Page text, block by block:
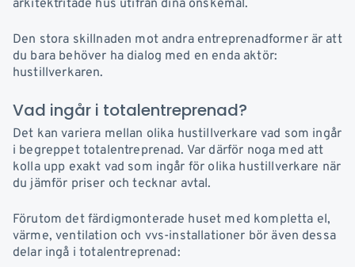
arkitektritade hus utifrån dina önskemål.
Den stora skillnaden mot andra entreprenadformer är att
du bara behöver ha dialog med en enda aktör:
hustillverkaren.
Vad ingår i totalentreprenad?
Det kan variera mellan olika hustillverkare vad som ingår
i begreppet totalentreprenad. Var därför noga med att
kolla upp exakt vad som ingår för olika hustillverkare när
du jämför priser och tecknar avtal.
Förutom det färdigmonterade huset med kompletta el,
värme, ventilation och vvs-installationer bör även dessa
delar ingå i totalentreprenad: